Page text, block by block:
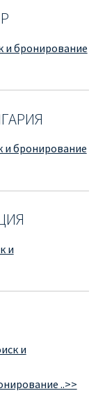
RYANAIR
и бронирование
и бронирование
и
и
..>>